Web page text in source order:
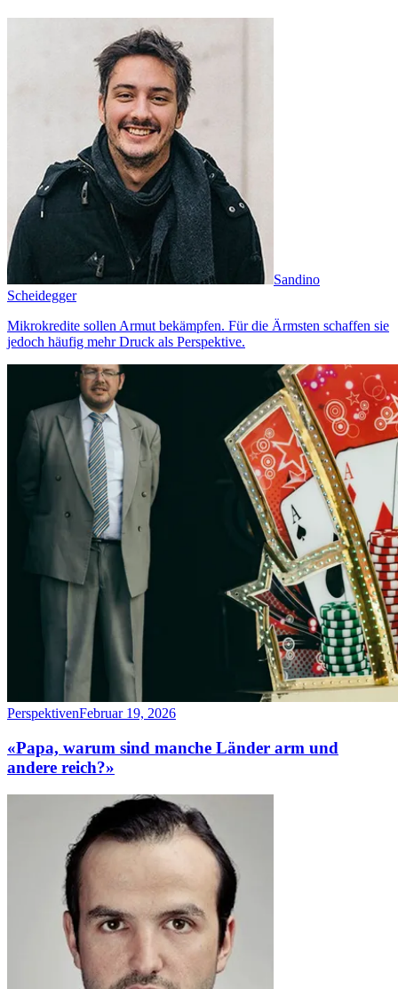
Sandino
Scheidegger
Mikrokredite sollen Armut bekämpfen. Für die Ärmsten schaffen sie
jedoch häufig mehr Druck als Perspektive.
PerspektivenFebruar 19, 2026
«Papa, warum sind manche Länder arm und
andere reich?»